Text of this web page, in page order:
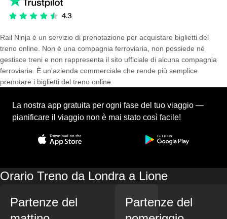
Rail Ninja è un servizio di prenotazione per acquistare biglietti del
treno online. Non è una compagnia ferroviaria, non possiede né
gestisce treni e non rappresenta il sito ufficiale di alcuna compagnia
ferroviaria. È un'azienda commerciale che rende più semplice
prenotare i biglietti del treno online.
La nostra app gratuita per ogni fase del tuo viaggio —
pianificare il viaggio non è mai stato così facile!
Orario Treno da Londra a Lione
Partenze del
Partenze del